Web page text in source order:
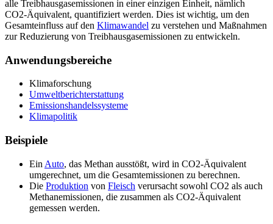
alle Treibhausgasemissionen in einer einzigen Einheit, nämlich
CO2-Äquivalent, quantifiziert werden. Dies ist wichtig, um den
Gesamteinfluss auf den Klimawandel zu verstehen und Maßnahmen
zur Reduzierung von Treibhausgasemissionen zu entwickeln.
Anwendungsbereiche
Klimaforschung
Umweltberichterstattung
Emissionshandelssysteme
Klimapolitik
Beispiele
Ein Auto, das Methan ausstößt, wird in CO2-Äquivalent
umgerechnet, um die Gesamtemissionen zu berechnen.
Die Produktion von Fleisch verursacht sowohl CO2 als auch
Methanemissionen, die zusammen als CO2-Äquivalent
gemessen werden.